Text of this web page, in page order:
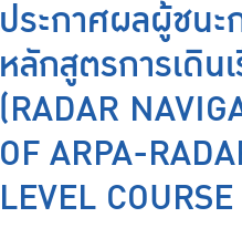
ประกาศผลผู้ชนะ
หลักสูตรการเดิน
(RADAR
OF ARPA-
LEVEL